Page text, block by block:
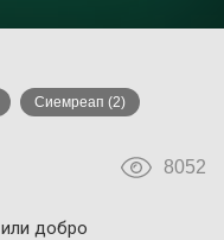
Сиемреап (2)
8052
добро